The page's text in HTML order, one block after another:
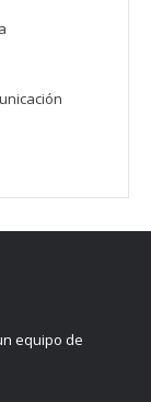
equipo de